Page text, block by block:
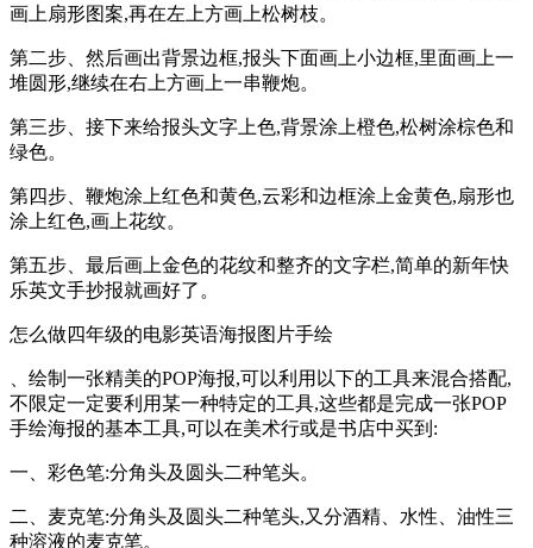
画上扇形图案,再在左上方画上松树枝。
第二步、然后画出背景边框,报头下面画上小边框,里面画上一
堆圆形,继续在右上方画上一串鞭炮。
第三步、接下来给报头文字上色,背景涂上橙色,松树涂棕色和
绿色。
第四步、鞭炮涂上红色和黄色,云彩和边框涂上金黄色,扇形也
涂上红色,画上花纹。
第五步、最后画上金色的花纹和整齐的文字栏,简单的新年快
乐英文手抄报就画好了。
怎么做四年级的电影英语海报图片手绘
、绘制一张精美的POP海报,可以利用以下的工具来混合搭配,
不限定一定要利用某一种特定的工具,这些都是完成一张POP
手绘海报的基本工具,可以在美术行或是书店中买到:
一、彩色笔:分角头及圆头二种笔头。
二、麦克笔:分角头及圆头二种笔头,又分酒精、水性、油性三
种溶液的麦克笔。